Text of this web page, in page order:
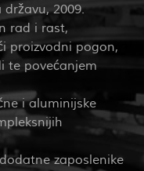
2009.
rad i rast,
proizvodni pogon,
te povećanjem
i aluminijske
zaposlenike